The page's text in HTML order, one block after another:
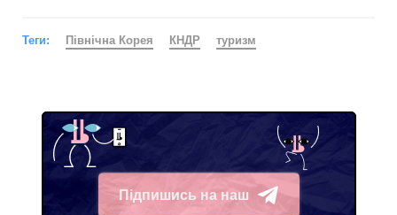
Теги: Північна Корея КНДР туризм
Підпишись на наш
Telegram